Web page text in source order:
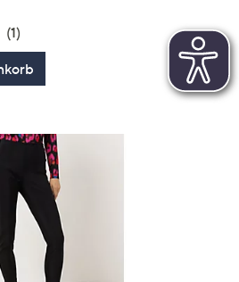
5.0
von
5
(1)
Bewertungen